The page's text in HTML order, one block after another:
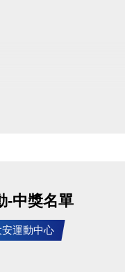
-中獎名單
運動中心